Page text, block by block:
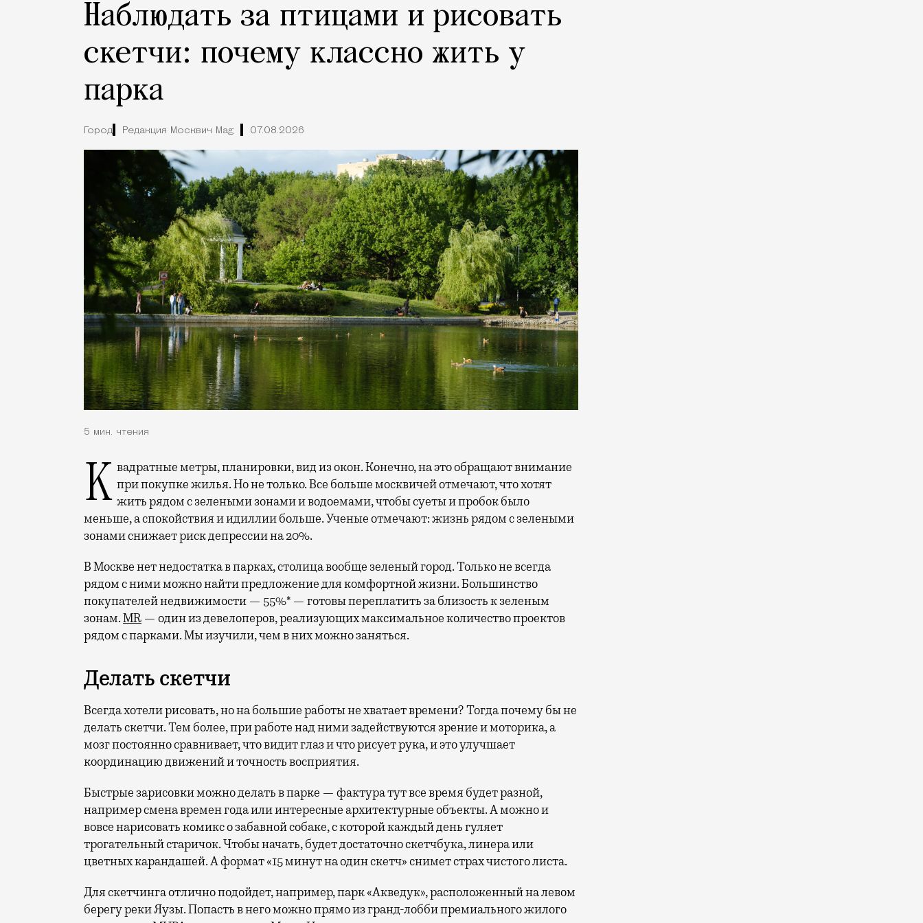
Наблюдать за птицами и рисовать
скетчи: почему классно жить у
парка
Город Редакция Москвич Mag 07.08.2026
5 мин. чтения
Квадратные метры, планировки, вид из окон. Конечно, на это обращают внимание при покупке жилья. Но не только. Все больше москвичей отмечают, что хотят
жить рядом с зелеными зонами и водоемами, чтобы суеты и пробок было
меньше, а спокойствия и идиллии больше. Ученые отмечают: жизнь рядом с зелеными
зонами снижает риск депрессии на 20%.
В Москве нет недостатка в парках, столица вообще зеленый город. Только не всегда
рядом с ними можно найти предложение для комфортной жизни. Большинство
покупателей недвижимости — 55%* — готовы переплатить за близость к зеленым
зонам.MR — один из девелоперов, реализующих максимальное количество проектов
рядом с парками. Мы изучили, чем в них можно заняться.
Делать скетчи
Всегда хотели рисовать, но на большие работы не хватает времени? Тогда почему бы не
делать скетчи. Тем более, при работе над ними задействуются зрение и моторика, а
мозг постоянно сравнивает, что видит глаз и что рисует рука, и это улучшает
координацию движений и точность восприятия.
Быстрые зарисовки можно делать в парке — фактура тут все время будет разной,
например смена времен года или интересные архитектурные объекты. А можно и
вовсе нарисовать комикс о забавной собаке, с которой каждый день гуляет
трогательный старичок. Чтобы начать, будет достаточно скетчбука, линера или
цветных карандашей. А формат «15 минут на один скетч» снимет страх чистого листа.
Для скетчинга отлично подойдет, например, парк «Акведук», расположенный на левом
берегу реки Яузы. Попасть в него можно прямо из гранд-лобби премиального жилого